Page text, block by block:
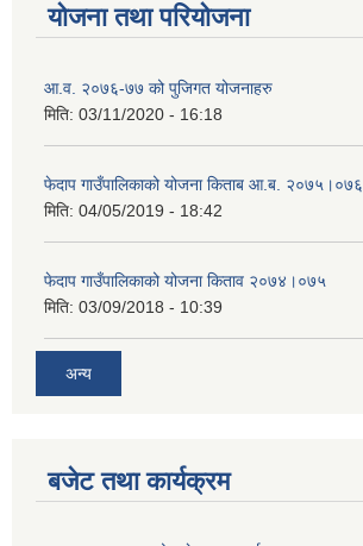
योजना तथा परियोजना
आ.व. २०७६-७७ को पुजिगत योजनाहरु
मिति: 03/11/2020 - 16:18
फेदाप गाउँपालिकाको योजना किताब आ.ब. २०७५।०७६
मिति: 04/05/2019 - 18:42
फेदाप गाउँपालिकाको योजना किताव २०७४।०७५
मिति: 03/09/2018 - 10:39
अन्य
बजेट तथा कार्यक्रम